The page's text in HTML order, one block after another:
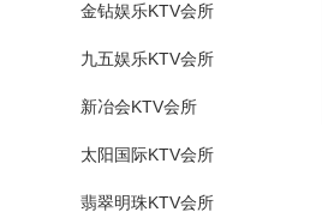
金钻娱乐KTV会所
九五娱乐KTV会所
新冶会KTV会所
太阳国际KTV会所
翡翠明珠KTV会所